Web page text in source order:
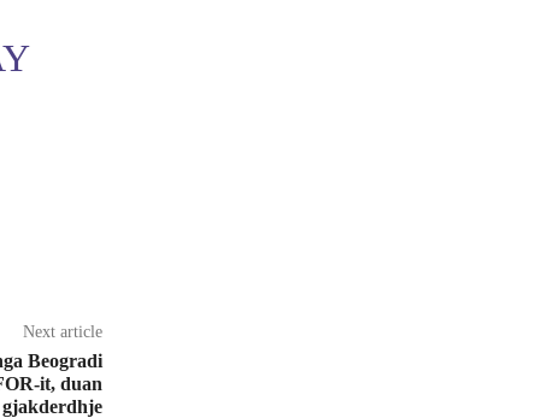
Next article
Beogradi
it, duan